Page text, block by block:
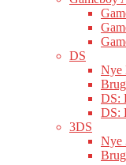
DS
Nye
DS:
DS:
3DS
Nye